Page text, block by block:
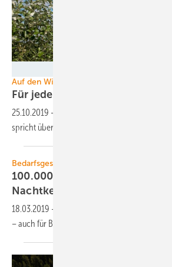
Auf den Windenergietagen
Für jeden Markt die passende
25.10.2019 -
spricht über neue Anlagen-Designs, Effizienz
Bedarfsgesteuerte Nachtkennzeichnung
100.000 Euro pro Anlage für die
Nachtkennzeichnung?
18.03.2019 -
– auch für Bestandsanlagen. Wie soll das